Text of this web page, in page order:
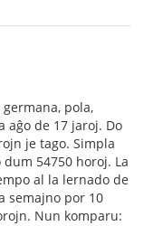
pola,
aĝo de 17 jaroj. Do
je tago. Simpla
54750 horoj. La
al la lernado de
semajno por 10
Nun komparu: